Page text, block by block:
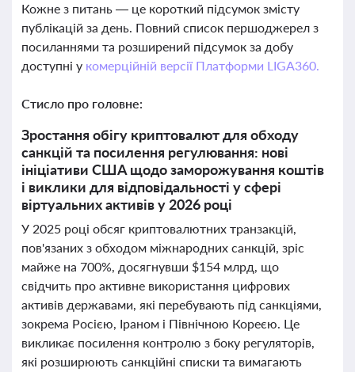
Кожне з питань — це короткий підсумок змісту
публікацій за день. Повний список першоджерел з
посиланнями та розширений підсумок за добу
доступні у комерційній версії Платформи LIGA360.
Стисло про головне:
Зростання обігу криптовалют для обходу
санкцій та посилення регулювання: нові
ініціативи США щодо заморожування коштів
і виклики для відповідальності у сфері
віртуальних активів у 2026 році
У 2025 році обсяг криптовалютних транзакцій,
пов'язаних з обходом міжнародних санкцій, зріс
майже на 700%, досягнувши $154 млрд, що
свідчить про активне використання цифрових
активів державами, які перебувають під санкціями,
зокрема Росією, Іраном і Північною Кореєю. Це
викликає посилення контролю з боку регуляторів,
які розширюють санкційні списки та вимагають